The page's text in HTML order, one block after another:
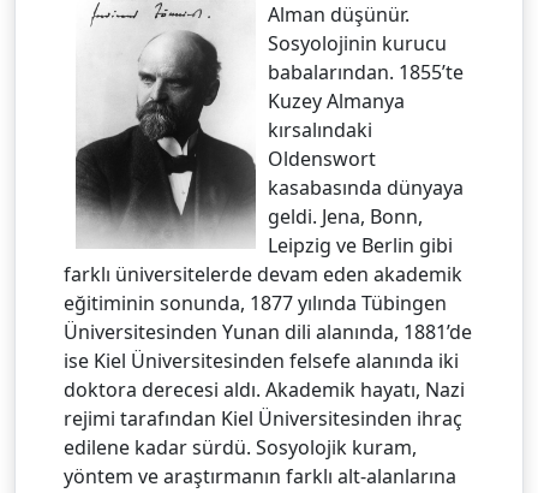
Alman düşünür.
Sosyolojinin kurucu
babalarından. 1855’te
Kuzey Almanya
kırsalındaki
Oldenswort
kasabasında dünyaya
geldi. Jena, Bonn,
Leipzig ve Berlin gibi
farklı üniversitelerde devam eden akademik
eğitiminin sonunda, 1877 yılında Tübingen
Üniversitesinden Yunan dili alanında, 1881’de
ise Kiel Üniversitesinden felsefe alanında iki
doktora derecesi aldı. Akademik hayatı, Nazi
rejimi tarafından Kiel Üniversitesinden ihraç
edilene kadar sürdü. Sosyolojik kuram,
yöntem ve araştırmanın farklı alt-alanlarına